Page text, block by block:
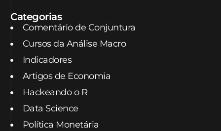
Categorias
Comentário de Conjuntura
Cursos da Análise Macro
Indicadores
Artigos de Economia
Hackeando o R
Data Science
Política Monetária